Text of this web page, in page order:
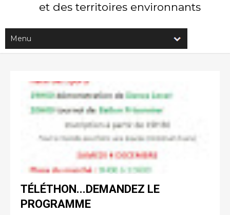
et des territoires environnants
TÉLÉTHON...DEMANDEZ LE
PROGRAMME